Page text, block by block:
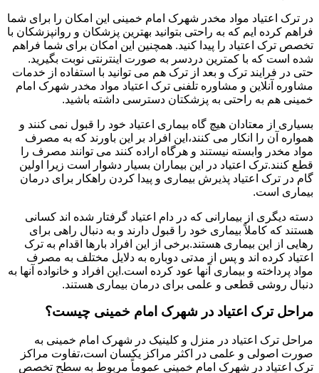
در ترک اعتیاد مواد مخدر شهرک امام خمینی این امکان را برای شما
فراهم کرده ایم که به راحتی بتوانید بهترین پزشکان و روانپزشکان با
تخصص ترک اعتیاد را پیدا کنید. همچنین این امکان برای شما فراهم
شده است که با کمترین دردسر به صورت اینترنتی نوبت بگیرید.
حتی در فرایند ترک و بعد از ترک هم می توانید با استفاده از خدمات
مشاوره آنلاین و مشاوره تلفنی ترک اعتیاد مواد مخدر شهرک امام
خمینی هم به راحتی به پزشکتان دسترسی داشته باشید.
بسیاری از معتادان هیچ گاه بیماری اعتیاد خود را قبول نمی کنند و
همواره آن را انکار می کنند،این افراد بر این باورند که به مصرف
مواد مخدر وابسته نیستند و هرگاه اراده کنند می توانند مصرف را
قطع کنند.ترک اعتیاد در این بیماران بسیار دشوار است زیرا اولین
گام در ترک اعتیاد پذیرش بیماری و پیدا کردن راهکار برای درمان
بیماری است.
دسته دیگری از بیمارانی که در دام اعتیاد گرفتار شده اند کسانی
هستند که کاملاً بیماری خود را قبول دارند و به دنبال راهی برای
رهایی از این بیماری هستند.برخی از این افراد بارها اقدام به ترک
اعتیاد کرده اند و پس از مدتی دوباره به دلایل مختلف به مصرف
مواد پرداخته و بیماری آنها عود کرده است.این افراد و خانواده آنها به
دنبال روشی قطعی و علمی برای درمان بیماری هستند.
مراحل ترک اعتیاد در شهرک امام خمینی چیست؟
مراحل ترک اعتیاد در منزل و کلینیک در شهرک امام خمینی به
صورت اصولی و علمی در اکثر مراکز یکسان است،تفاوت مراکز
ترک اعتیاد در شهرک امام خمینی عموماً مربوط به سطح تخصص